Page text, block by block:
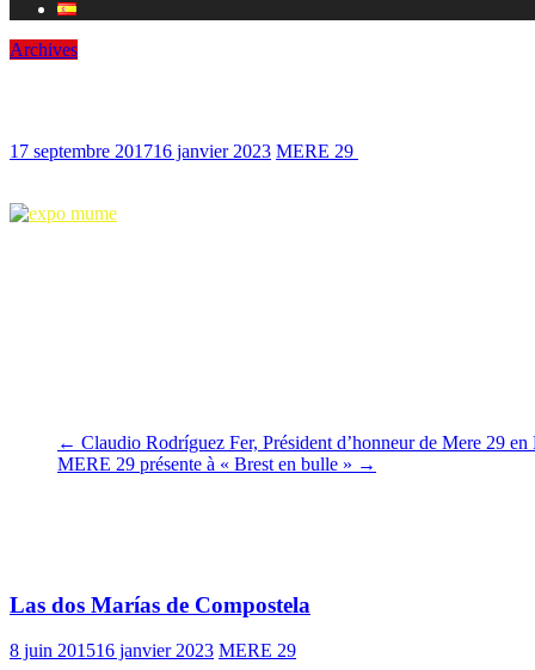
Archives
17 septembre 201716 janvier 2023 MERE 29
← Claudio Rodríguez Fer, Président d’honneur de Mere 29
MERE 29 présente à « Brest en bulle » →
Las dos Marías de Compostela
8 juin 201516 janvier 2023 MERE 29